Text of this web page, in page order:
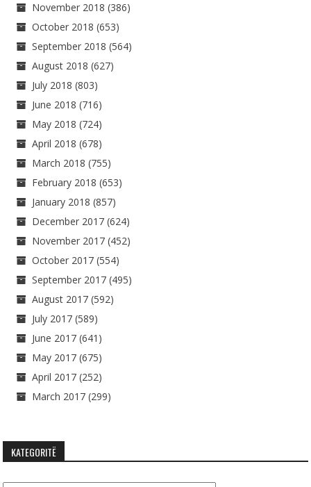
November 2018 (386)
October 2018 (653)
September 2018 (564)
August 2018 (627)
July 2018 (803)
June 2018 (716)
May 2018 (724)
April 2018 (678)
March 2018 (755)
February 2018 (653)
January 2018 (857)
December 2017 (624)
November 2017 (452)
October 2017 (554)
September 2017 (495)
August 2017 (592)
July 2017 (589)
June 2017 (641)
May 2017 (675)
April 2017 (252)
March 2017 (299)
KATEGORITË